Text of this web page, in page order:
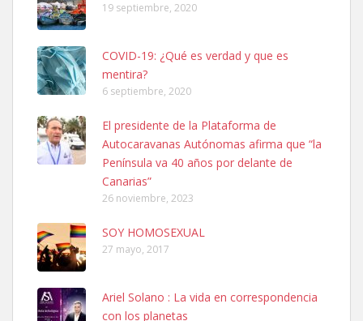
Ninfa perdida
El día 5 se los perdió una ninfa papillera, asustada tiene miedo a la
calle, se perdió por la zon...
Leales.org » Gran Canaria
6.7.2025
Adopcion
19 septiembre, 2020
COVID-19: ¿Qué es verdad y que es
mentira?
6 septiembre, 2020
El presidente de la Plataforma de
Autocaravanas Autónomas afirma que “la
Península va 40 años por delante de
Canarias”
26 noviembre, 2023
SOY HOMOSEXUAL
27 mayo, 2017
Ariel Solano : La vida en correspondencia
con los planetas